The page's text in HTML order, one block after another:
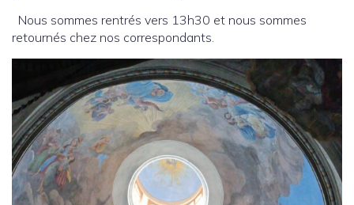
Nous sommes rentrés vers 13h30 et nous sommes
retournés chez nos correspondants.